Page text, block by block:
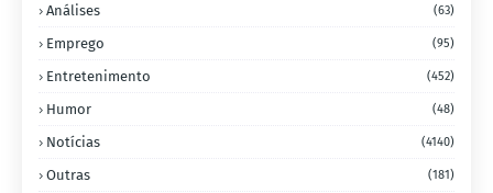
Análises (63)
Emprego (95)
Entretenimento (452)
Humor (48)
Notícias (4140)
Outras (181)